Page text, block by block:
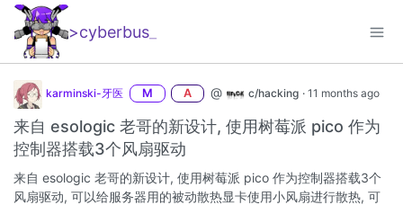
>cyberbus
karminski-牙医 M A @ c/hacking · 11 months ago
来自 esologic 老哥的新设计, 使用树莓派 pico 作为
控制器搭载3个风扇驱动
来自 esologic 老哥的新设计, 使用树莓派 pico 作为控制器搭载3个
风扇驱动, 可以给服务器用的被动散热显卡使用小风扇进行散热, 可